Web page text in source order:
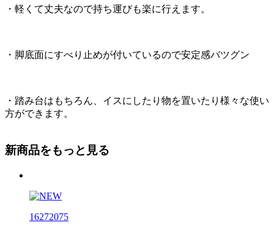
・軽くて丈夫なので持ち運びも楽に行えます。
・脚底面にすべり止めが付いているので安定感バツグン
・踏み台はもちろん、イスにしたり物を置いたり様々な使い
方ができます。
新商品をもっと見る
16272075